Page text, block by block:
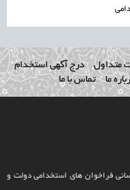
متداول
درج آگهی استخدام
ما تماس با ما
فراخوان های استخدامی دولت و